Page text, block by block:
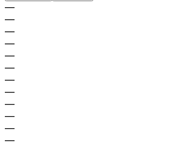
—
—
—
—
—
—
—
—
—
—
—
—